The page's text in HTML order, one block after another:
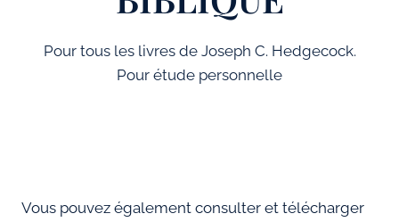
Pour tous les livres de Joseph C. Hedgecock.
Pour étude personnelle
Vous pouvez également consulter et télécharger